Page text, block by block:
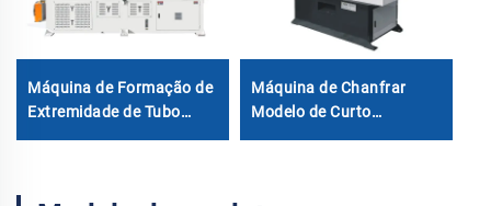
Máquina de Formação de
Extremidade de Tubo
60CNCx2S
Máquina de Chanfrar
Modelo de Curto
Comprimento 20-200mm